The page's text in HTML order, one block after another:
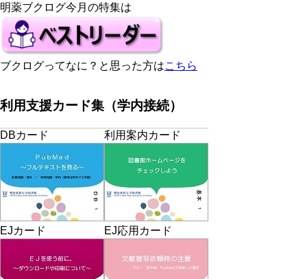
明薬ブクログ今月の特集は
ブクログってなに？と思った方はこちら
利用支援カード集（学内接続）
DBカード 利用案内カード
EJカード EJ応用カード